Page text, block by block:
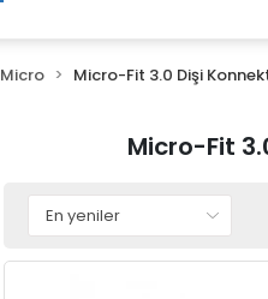
Micro Micro-Fit 3.0 Dişi
Micro-Fit